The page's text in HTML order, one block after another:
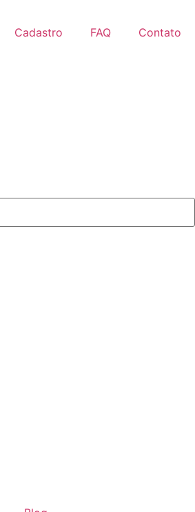
Cadastro FAQ Contato